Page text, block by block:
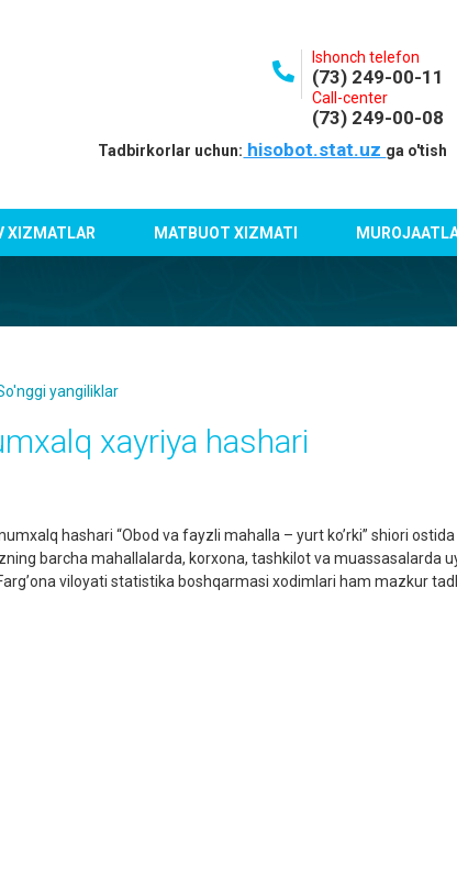
Ishonch telefon
(73) 249-00-11
Call-center
(73) 249-00-08
Tadbirkorlar uchun: hisobot.stat.uz ga o'tish
XIZMATLAR MATBUOT XIZMATI
yangiliklar
xayriya hashari
hashari “Obod va fayzli mahalla – yurt koʼrki” shiori
barcha mahallalarda, korxona, tashkilot va muassasalarda
viloyati statistika boshqarmasi xodimlari ham mazkur